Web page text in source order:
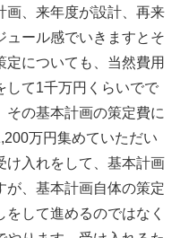
画、来年度が設計、再来
ュール感でいきますとそ
定についても、当然費用
して1千万円くらいでで
その基本計画の策定費に
万円集めていただい
け入れをして、基本計画
が、基本計画自体の策定
して進めるのではなく